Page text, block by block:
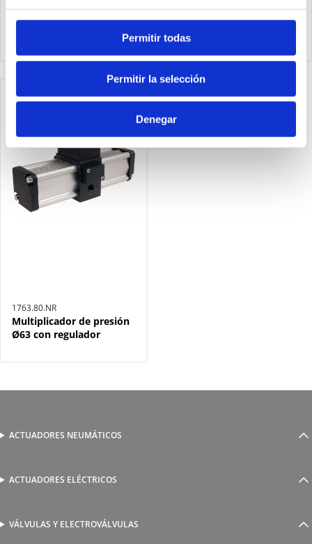
Permitir todas
Permitir la selección
Denegar
1740.50.NR
Multiplicador de presión
1763.80.N
Multiplicador de presión
Ø63
1763.80.NR
Multiplicador de presión
Ø63 con regulador
ACTUADORES NEUMÁTICOS
Cilindros neumáticos
Actuadores guiados
Pinzas neumáticas
ACTUADORES ELÉCTRICOS
Serie 1800 de cilindros eléctricos
VÁLVULAS Y ELECTROVÁLVULAS
Accionamiento manual y mecánico